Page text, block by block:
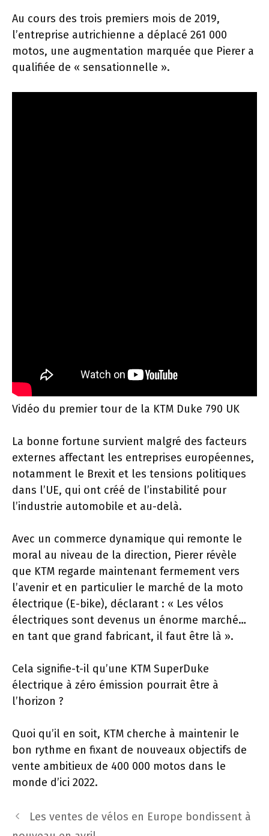
Au cours des trois premiers mois de 2019,
l’entreprise autrichienne a déplacé 261 000
motos, une augmentation marquée que Pierer a
qualifiée de « sensationnelle ».
Vidéo du premier tour de la KTM Duke 790 UK
La bonne fortune survient malgré des facteurs
externes affectant les entreprises européennes,
notamment le Brexit et les tensions politiques
dans l’UE, qui ont créé de l’instabilité pour
l’industrie automobile et au-delà.
Avec un commerce dynamique qui remonte le
moral au niveau de la direction, Pierer révèle
que KTM regarde maintenant fermement vers
l’avenir et en particulier le marché de la moto
électrique (E-bike), déclarant : « Les vélos
électriques sont devenus un énorme marché…
en tant que grand fabricant, il faut être là ».
Cela signifie-t-il qu’une KTM SuperDuke
électrique à zéro émission pourrait être à
l’horizon ?
Quoi qu’il en soit, KTM cherche à maintenir le
bon rythme en fixant de nouveaux objectifs de
vente ambitieux de 400 000 motos dans le
monde d’ici 2022.
Navigation
des
Les ventes de vélos en Europe bondissent à